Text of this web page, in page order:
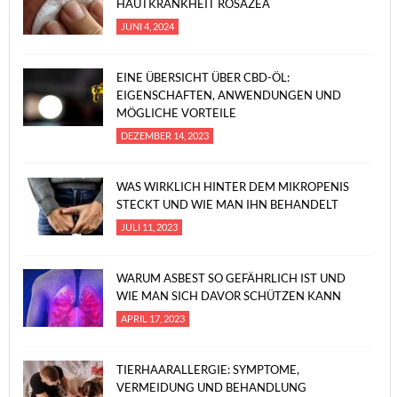
HAUTKRANKHEIT ROSAZEA
JUNI 4, 2024
EINE ÜBERSICHT ÜBER CBD-ÖL:
EIGENSCHAFTEN, ANWENDUNGEN UND
MÖGLICHE VORTEILE
DEZEMBER 14, 2023
WAS WIRKLICH HINTER DEM MIKROPENIS
STECKT UND WIE MAN IHN BEHANDELT
JULI 11, 2023
WARUM ASBEST SO GEFÄHRLICH IST UND
WIE MAN SICH DAVOR SCHÜTZEN KANN
APRIL 17, 2023
TIERHAARALLERGIE: SYMPTOME,
VERMEIDUNG UND BEHANDLUNG